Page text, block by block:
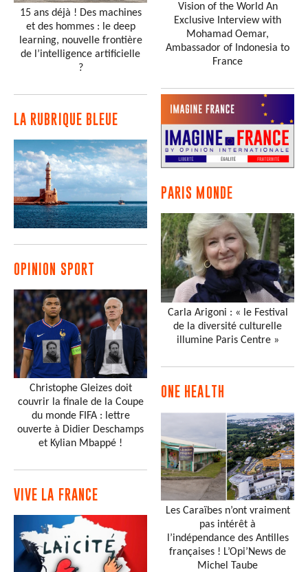
15 ans déjà ! Des machines
et des hommes : le deep
learning, nouvelle frontière
de l’intelligence artificielle
?
LA RUBRIQUE BLEUE
OPINION SPORT
Christophe Gleizes doit
couvrir la finale de la Coupe
du monde FIFA : lettre
ouverte à Didier Deschamps
et Kylian Mbappé !
VIVE LA FRANCE
Vision of the World An
Exclusive Interview with
Mohamad Oemar,
Ambassador of Indonesia to
France
PARIS MONDE
Carla Arigoni : « le Festival
de la diversité culturelle
illumine Paris Centre »
ONE HEALTH
Les Caraïbes n’ont vraiment
pas intérêt à
l’indépendance des Antilles
françaises ! L’Opi’News de
Michel Taube